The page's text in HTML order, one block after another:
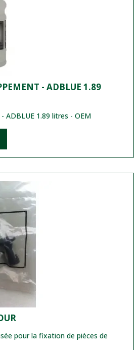
- ADBLUE 1.89
ADBLUE 1.89 litres - OEM
pour la fixation de pièces de